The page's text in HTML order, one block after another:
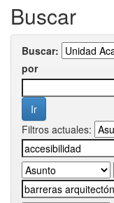
Buscar
Buscar:
por
Filtros actuales: